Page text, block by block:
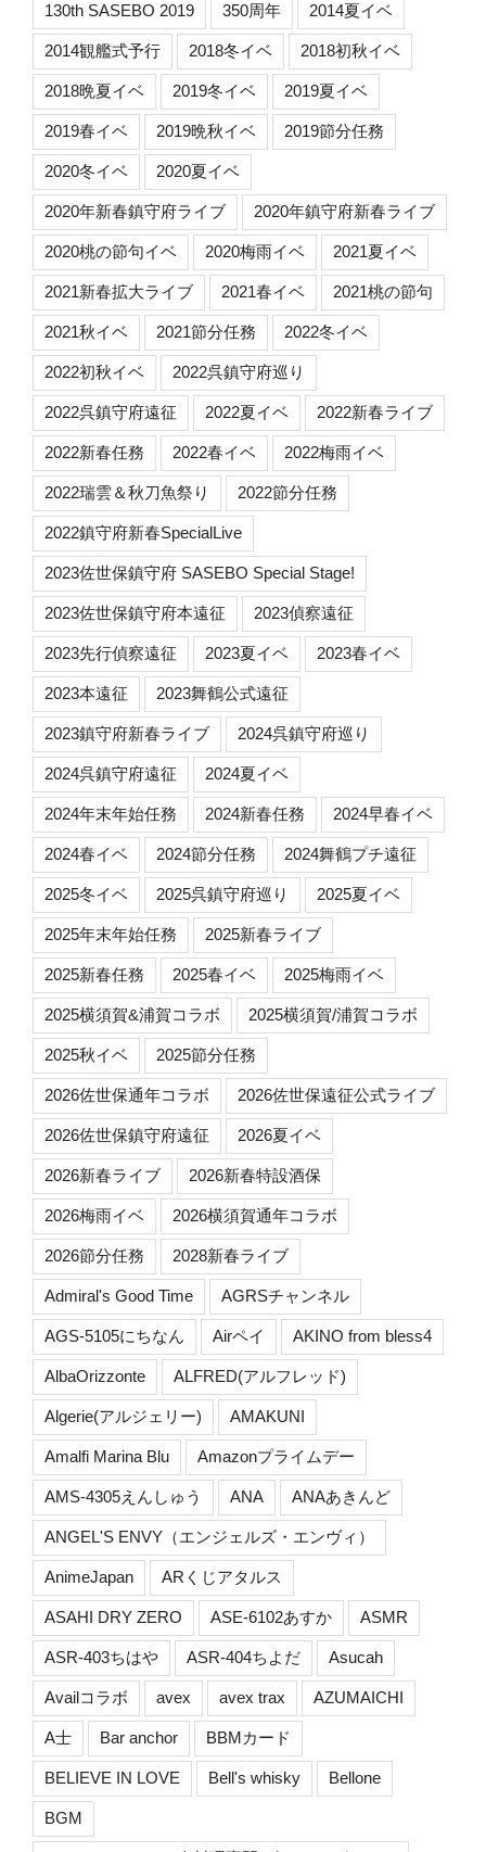
130th SASEBO 2019 350周年 2014夏イベ
2014観艦式予行 2018冬イベ 2018初秋イベ
2018晩夏イベ 2019冬イベ 2019夏イベ
2019春イベ 2019晩秋イベ 2019節分任務
2020冬イベ 2020夏イベ
2020年新春鎮守府ライブ 2020年鎮守府新春ライブ
2020桃の節句イベ 2020梅雨イベ 2021夏イベ
2021新春拡大ライブ 2021春イベ 2021桃の節句
2021秋イベ 2021節分任務 2022冬イベ
2022初秋イベ 2022呉鎮守府巡り
2022呉鎮守府遠征 2022夏イベ 2022新春ライブ
2022新春任務 2022春イベ 2022梅雨イベ
2022瑞雲＆秋刀魚祭り 2022節分任務
2022鎮守府新春SpecialLive
2023佐世保鎮守府 SASEBO Special Stage!
2023佐世保鎮守府本遠征 2023偵察遠征
2023先行偵察遠征 2023夏イベ 2023春イベ
2023本遠征 2023舞鶴公式遠征
2023鎮守府新春ライブ 2024呉鎮守府巡り
2024呉鎮守府遠征 2024夏イベ
2024年末年始任務 2024新春任務 2024早春イベ
2024春イベ 2024節分任務 2024舞鶴プチ遠征
2025冬イベ 2025呉鎮守府巡り 2025夏イベ
2025年末年始任務 2025新春ライブ
2025新春任務 2025春イベ 2025梅雨イベ
2025横須賀&浦賀コラボ 2025横須賀/浦賀コラボ
2025秋イベ 2025節分任務
2026佐世保通年コラボ 2026佐世保遠征公式ライブ
2026佐世保鎮守府遠征 2026夏イベ
2026新春ライブ 2026新春特設酒保
2026梅雨イベ 2026横須賀通年コラボ
2026節分任務 2028新春ライブ
Admiral's Good Time AGRSチャンネル
AGS-5105にちなん Airペイ AKINO from bless4
AlbaOrizzonte ALFRED(アルフレッド)
Algerie(アルジェリー) AMAKUNI
Amalfi Marina Blu Amazonプライムデー
AMS-4305えんしゅう ANA ANAあきんど
ANGEL'S ENVY（エンジェルズ・エンヴィ）
AnimeJapan ARくじアタルス
ASAHI DRY ZERO ASE-6102あすか ASMR
ASR-403ちはや ASR-404ちよだ Asucah
Availコラボ avex avex trax AZUMAICHI
A士 Bar anchor BBMカード
BELIEVE IN LOVE Bell's whisky Bellone
BGM